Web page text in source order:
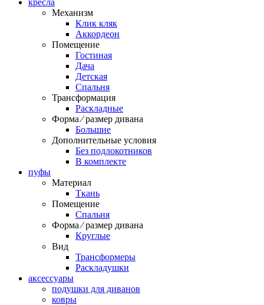
кресла
Механизм
Клик кляк
Аккордеон
Помещение
Гостиная
Дача
Детская
Спальня
Трансформация
Раскладные
Форма ⁄ размер дивана
Большие
Дополнительные условия
Без подлокотников
В комплекте
пуфы
Материал
Ткань
Помещение
Спальня
Форма ⁄ размер дивана
Круглые
Вид
Трансформеры
Раскладушки
аксессуары
подушки для диванов
ковры